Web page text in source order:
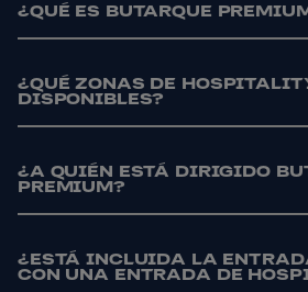
¿QUÉ ES BUTARQUE
¿QUÉ ZONAS DE
DISPONIBLES?
¿A QUIÉN ESTÁ DIRIGIDO
PREMIUM?
¿ESTÁ INCLUIDA LA
CON UNA ENTRADA DE